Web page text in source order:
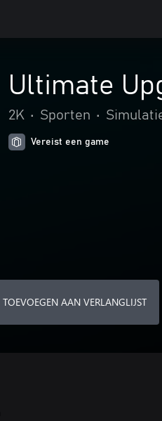
Ultimate
2K • Sporten •
Vereist een game
TOEVOEGEN AAN VERLANGLIJST